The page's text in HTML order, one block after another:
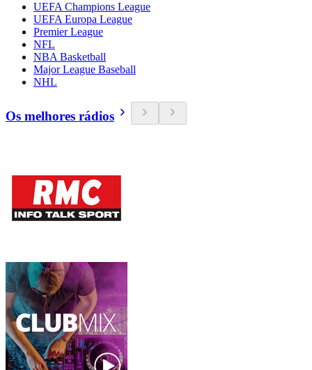
UEFA Champions League
UEFA Europa League
Premier League
NFL
NBA Basketball
Major League Baseball
NHL
Os melhores rádios